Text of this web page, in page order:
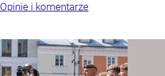
Opinie i komentarze